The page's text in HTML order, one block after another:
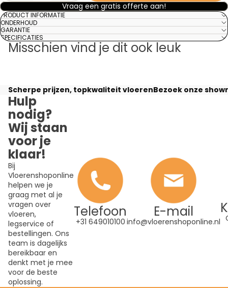
Vraag een gratis offerte aan!
PRODUCT INFORMATIE
ONDERHOUD
GARANTIE
SPECIFICATIES
Misschien vind je dit ook leuk
Scherpe prijzen, topkwaliteit vloerenBezoek onze
Hulp
nodig?
Wij staan
voor je
klaar!
Bij
Vloerenshoponline
helpen we je
graag met al je
vragen over
vloeren,
legservice of
bestellingen. Ons
team is dagelijks
bereikbaar en
denkt met je mee
voor de beste
oplossing.
Telefoon
+31 649010100
E-mail
info@vloerenshoponline.nl